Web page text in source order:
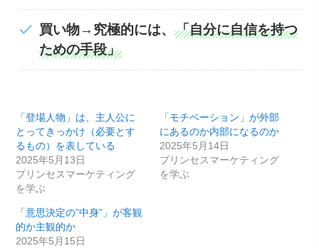
買い物→究極的には、「自分に自信を持つ
ための手段」
「登場人物」は、主人公に
とってきっかけ（必要とす
るもの）を表している
2025年5月13日
プリンセスマーケティング
を学ぶ
「モチベーション」が外部
にあるのか内部になるのか
2025年5月14日
プリンセスマーケティング
を学ぶ
「意思決定の”中身”」が客観
的か主観的か
2025年5月15日